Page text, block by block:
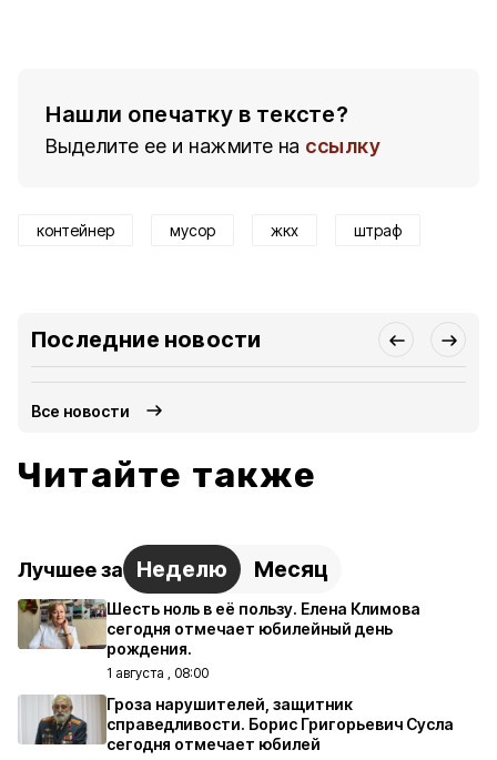
Нашли опечатку в тексте?
Выделите ее и нажмите на ссылку
контейнер мусор жкх штраф
Последние новости
Все новости
Читайте также
Лучшее за Неделю Месяц
Шесть ноль в её пользу. Елена Климова
сегодня отмечает юбилейный день
рождения.
1 августа , 08:00
Гроза нарушителей, защитник
справедливости. Борис Григорьевич Сусла
сегодня отмечает юбилей